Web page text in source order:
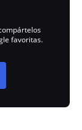
favoritas.